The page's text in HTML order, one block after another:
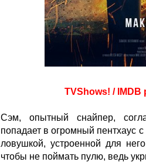
TVShows! / IMDB
Сэм, опытный снайпер,
попадает в огромный пентхаус
ловушкой, устроенной для
чтобы не поймать пулю, ведь